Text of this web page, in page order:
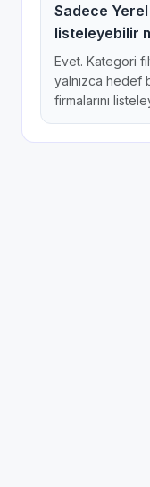
Sadece
listeleyebilir
Evet. Kategori
yalnızca hedef
firmalarını